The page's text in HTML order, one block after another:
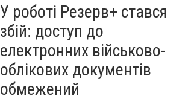
У роботі Резерв+ стався
збій: доступ до
електронних військово-
облікових документів
обмежений